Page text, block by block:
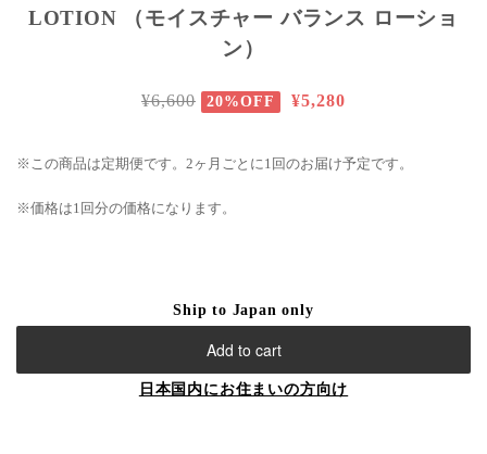
LOTION （モイスチャー バランス ローショ
ン）
¥6,600 20%OFF ¥5,280
※この商品は定期便です。2ヶ月ごとに1回のお届け予定です。
※価格は1回分の価格になります。
Ship to Japan only
Add to cart
日本国内にお住まいの方向け